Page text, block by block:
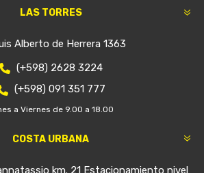
LAS TORRES
Alberto de Herrera 1363
(+598) 2628 3224
(+598) 091 351 777
a Viernes de 9.00 a 18.00
COSTA URBANA
km. 21 Estacionamiento nivel